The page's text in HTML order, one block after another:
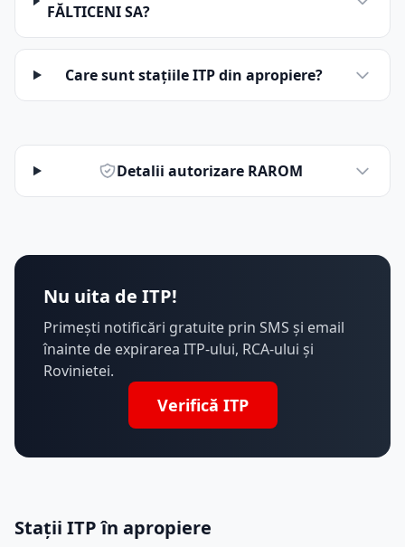
FĂLTICENI SA?
Care sunt stațiile ITP din apropiere?
Detalii autorizare RAROM
Nu uita de ITP!
Primești notificări gratuite prin SMS și email
înainte de expirarea ITP-ului, RCA-ului și
Rovinietei.
Verifică ITP
Stații ITP în apropiere